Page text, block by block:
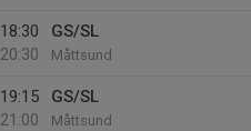
18:30
20:30
GS/SL
Måttsund
19:15
21:00
GS/SL
Måttsund